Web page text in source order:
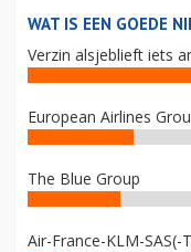
WAT IS EEN GOEDE
Verzin alsjeblieft iets
European Airlines
The Blue Group
Air-France-KLM-SAS(-